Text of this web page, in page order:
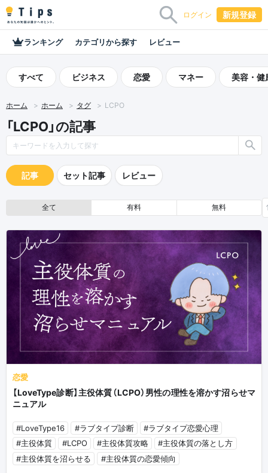
ログイン 新規登録
ランキング カテゴリから探す レビュー
すべて ビジネス 恋愛 マネー 美容・健
ホーム ホーム タグ LCPO
「LCPO」の記事
記事 セット記事 レビュー
全て 有料 無料
恋愛
【LoveType診断】主役体質（LCPO）男性の理性を溶かす沼らせマ
ニュアル
#LoveType16 #ラブタイプ診断
#ラブタイプ恋愛心理
#主役体質
#LCPO #主役体質攻略
#主役体質の落とし方
#主役体質を沼らせる
#主役体質の恋愛傾向